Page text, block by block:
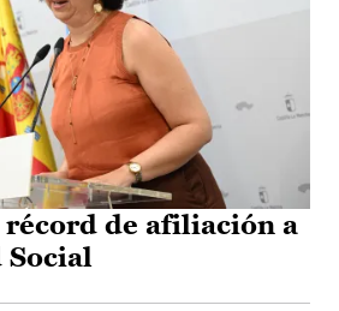
récord de afiliación a
Social